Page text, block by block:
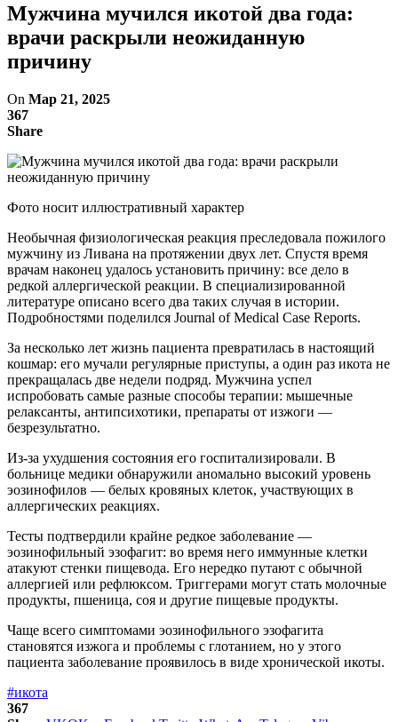
Мужчина мучился икотой два года:
врачи раскрыли неожиданную
причину
On Мар 21, 2025
367
Share
Фото носит иллюстративный характер
Необычная физиологическая реакция преследовала пожилого
мужчину из Ливана на протяжении двух лет. Спустя время
врачам наконец удалось установить причину: все дело в
редкой аллергической реакции. В специализированной
литературе описано всего два таких случая в истории.
Подробностями поделился Journal of Medical Case Reports.
За несколько лет жизнь пациента превратилась в настоящий
кошмар: его мучали регулярные приступы, а один раз икота не
прекращалась две недели подряд. Мужчина успел
испробовать самые разные способы терапии: мышечные
релаксанты, антипсихотики, препараты от изжоги —
безрезультатно.
Из-за ухудшения состояния его госпитализировали. В
больнице медики обнаружили аномально высокий уровень
эозинофилов — белых кровяных клеток, участвующих в
аллергических реакциях.
Тесты подтвердили крайне редкое заболевание —
эозинофильный эзофагит: во время него иммунные клетки
атакуют стенки пищевода. Его нередко путают с обычной
аллергией или рефлюксом. Триггерами могут стать молочные
продукты, пшеница, соя и другие пищевые продукты.
Чаще всего симптомами эозинофильного эзофагита
становятся изжога и проблемы с глотанием, но у этого
пациента заболевание проявилось в виде хронической икоты.
#икота
367